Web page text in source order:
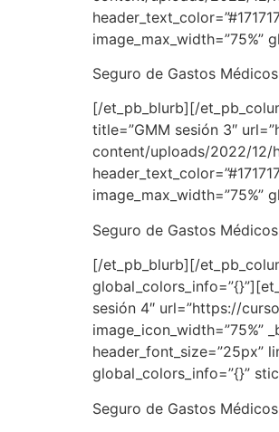
image_max_width=”75%”
Seguro de Gastos
[/et_pb_blurb][/
title=”GMM sesión 3″
content/uploads/2022/12/
image_max_width=”75%”
Seguro de Gastos
[/et_pb_blurb][/
sesión 4″ url=”https://
image_icon_width=”75%”
header_font_size=”25px”
global_colors_info=”{}”
Seguro de Gastos